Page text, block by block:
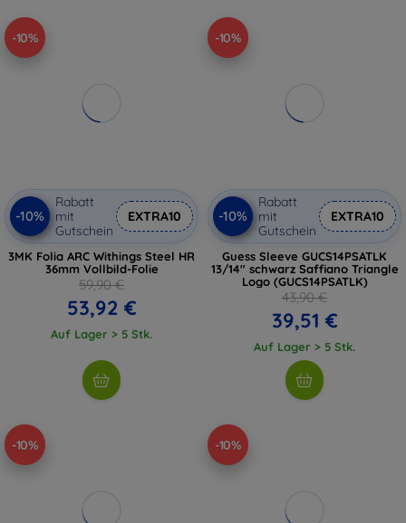
-10%
-10%
Rabatt
mit
Gutschein
EXTRA10
3MK Folia ARC Withings Steel HR
36mm Vollbild-Folie
59,90 €
53,92 €
Auf Lager > 5 Stk.
-10%
-10%
Rabatt
mit
Gutschein
EXTRA10
Guess Sleeve GUCS14PSATLK
13/14" schwarz Saffiano Triangle
Logo (GUCS14PSATLK)
43,90 €
39,51 €
Auf Lager > 5 Stk.
-10% -10%